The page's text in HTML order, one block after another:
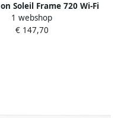
Soleil Frame 720 Wi-Fi
361797
1 webshop
€ 147,70